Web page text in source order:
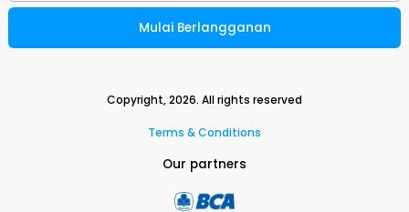
Mulai Berlangganan
Copyright,2026. All rights reserved
Terms & Conditions
Our partners